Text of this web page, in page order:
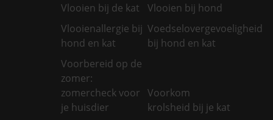
Vlooien bij de kat
Vlooien bij hond
Vlooienallergie bij
hond en kat
Voedselovergevoeligheid
bij hond en kat
Voorbereid op de
zomer:
zomercheck voor
je huisdier
Voorkom
krolsheid bij je kat